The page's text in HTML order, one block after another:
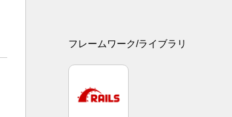
フレームワーク/ライブラリ